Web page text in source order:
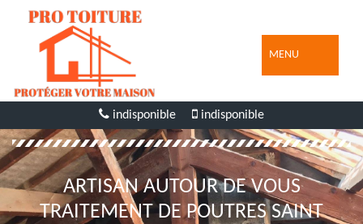
MENU
indisponible indisponible
ARTISAN AUTOUR DE VOUS
TRAITEMENT DE POUTRES SAINT